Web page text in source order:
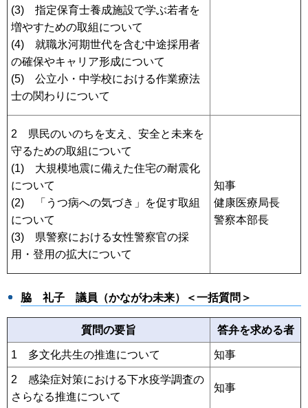
(3) 指定保育士養成施設で学ぶ若者を
増やすための取組について
(4) 就職氷河期世代を含む中途採用者
の確保やキャリア形成について
(5) 公立小・中学校における作業療法
士の関わりについて
2 県民のいのちを支え、安全と未来を
守るための取組について
(1) 大規模地震に備えた住宅の耐震化
について
(2) 「うつ病への気づき」を促す取組
について
(3) 県警察における女性警察官の採
用・登用の拡大について
知事
健康医療局長
警察本部長
脇 礼子 議員（かながわ未来）＜一括質問＞
質問の要旨 答弁を求める者
1 多文化共生の推進について 知事
2 感染症対策における下水疫学調査の
さらなる推進について
知事